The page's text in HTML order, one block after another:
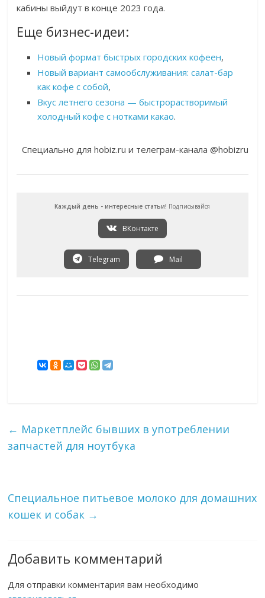
кабины выйдут в конце 2023 года.
Еще бизнес-идеи:
Новый формат быстрых городских кофеен,
Новый вариант самообслуживания: салат-бар
как кофе с собой,
Вкус летнего сезона — быстрорастворимый
холодный кофе с нотками какао.
Специально для hobiz.ru и телеграм-канала @hobizru
Каждый день - интересные статьи! Подписывайся
ВКонтакте
Telegram Mail
← Маркетплейс бывших в употреблении
запчастей для ноутбука
Специальное питьевое молоко для домашних
кошек и собак →
Добавить комментарий
Для отправки комментария вам необходимо